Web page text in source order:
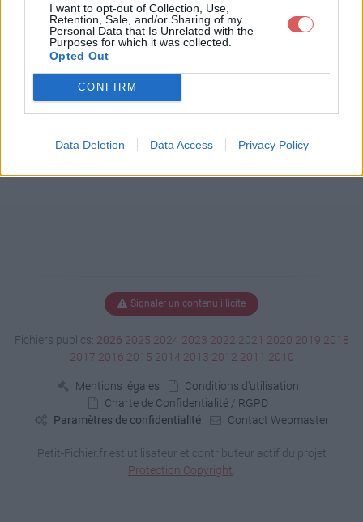
I want to opt-out of Collection, Use,
Retention, Sale, and/or Sharing of my
Personal Data that Is Unrelated with the
Purposes for which it was collected.
Opted Out
CONFIRM
Data Deletion Data Access Privacy Policy
Télécharger 03 Î“. Mosaà¯que solit
aire 1.mp3
Signaler un contenu illicite
Fichiers publics: 2026 2025 2024 2023 2022 2021 2020 2019 2018
2017 2016 2015 2014 2013 2012 2011 2010
Mentions légales
Conditions d'utilisation
Charte de Confidentialité / RGPD
Paramètres de confidentialité
Contact Webmaster
Petit-Fichier.fr est utilisateur et contributeur actif du projet
Protection Copyright